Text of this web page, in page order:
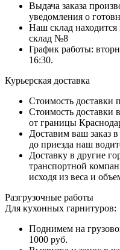
Выдача заказа
уведомления о
Наш склад находится
склад №8
График работы:
16:30.
Курьерская доставка
Стоимость доставки
Стоимость доставки
от границы
Доставим ваш заказ
до приезда наш
Доставку в другие
транспортной
исходя из веса и
Разгрузочные работы
Для кухонных гарнитуров:
Поднимем на
1000 руб.